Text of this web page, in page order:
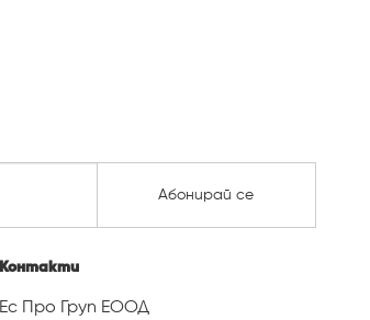
Абонирай се
Контакти
Ес Про Груп ЕООД